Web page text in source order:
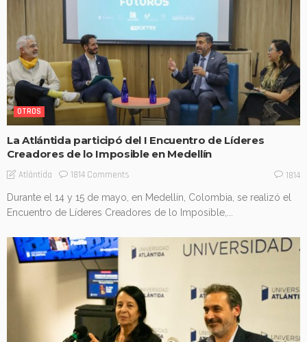
OTROS
La Atlántida participó del I Encuentro de Líderes
Creadores de lo Imposible en Medellín
Atlántida 1814 Comments 1814
Durante el 14 y 15 de mayo, en Medellín, Colombia, se realizó el
Encuentro de Líderes Creadores de lo Imposible,...